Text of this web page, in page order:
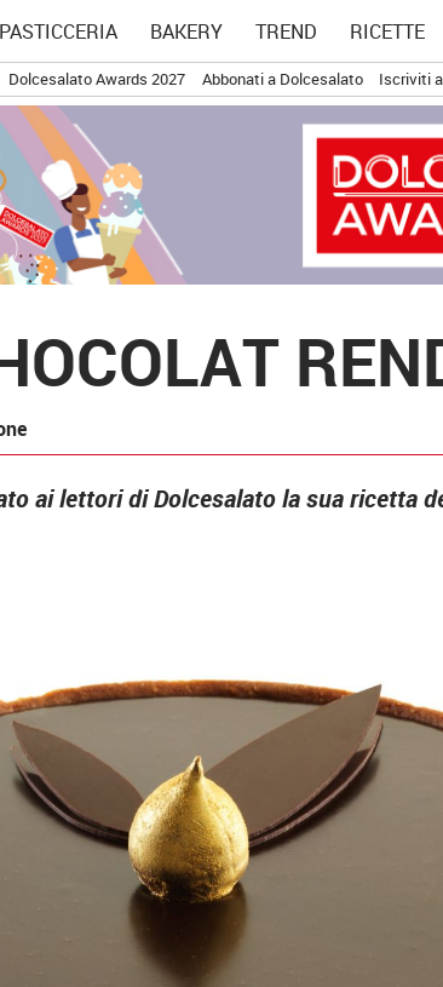
PASTICCERIA BAKERY TREND RICETTE
Dolcesalato Awards 2027 Abbonati a Dolcesalato Iscriviti
ai lettori di Dolcesalato la sua ricetta